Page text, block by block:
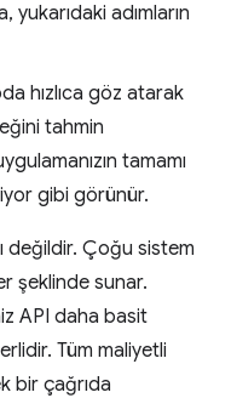
adımların
hızlıca göz atarak
tahmin
tamamı
gibi görünür.
değildir. Çoğu sistem
şeklinde sunar.
API daha basit
Tüm maliyetli
bir çağrıda